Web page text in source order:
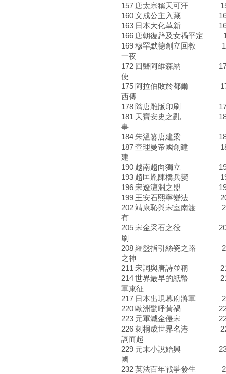
157 唐太宗稱天可汗
160 文成公主入藏 161
163 日本大化革新 164
166 唐朝復辟及女禍平定
169 穆罕默德創立回教
一夜
172 回醫阿維森納 173
使
175 阿拉伯敗於都爾 176
西傳
178 隋唐雕版印刷 179
181 天寶安史之亂 182
事
184 朱溫篡唐建梁 185
187 查理曼帝國創建
建
190 越南趨向獨立 191
193 趙匡胤陳橋兵變 194
196 宋遼澶淵之盟 197
199 王安石熙寧變法
202 靖康恥與宋室南渡
有
205 宋金采石之役 206
刷
208 羅盤指引絲瓷之路
之神
211 宋詞與唐詩並稱
214 世界最早的紙幣
軍東征
217 日本出現幕府將軍
220 歐洲驚呼黃禍 221
223 元軍滅金侵宋 224
226 刺桐成世界名港
詞而起
229 元末小說始興 230
國
232 英法百年戰爭發生